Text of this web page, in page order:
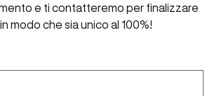
e ti contatteremo per finalizzare
modo che sia unico al 100%!